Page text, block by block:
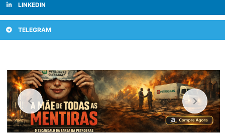
LINKEDIN
TELEGRAM